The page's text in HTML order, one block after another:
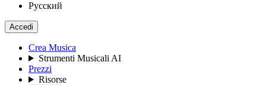
Русский
Accedi
Crea Musica
Strumenti Musicali AI
Prezzi
Risorse